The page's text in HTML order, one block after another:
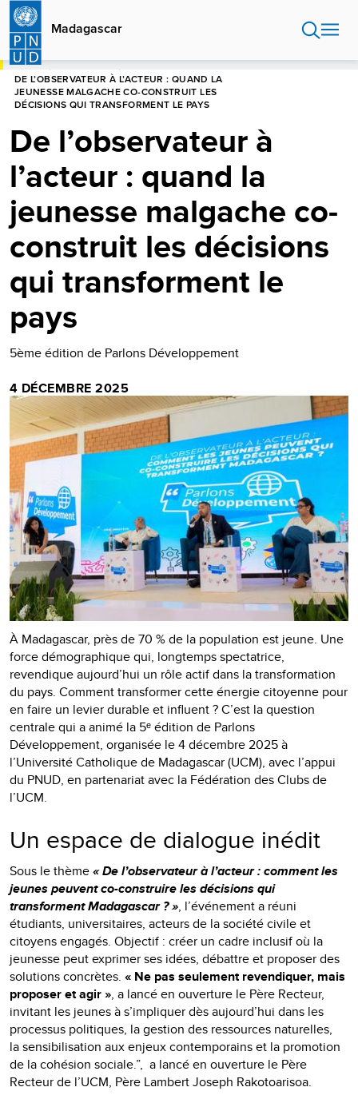
Aller
contenu
principal
Madagascar
HOME
DE L’OBSERVATEUR À L’ACTEUR : QUAND LA
JEUNESSE MALGACHE CO-CONSTRUIT LES
DÉCISIONS QUI TRANSFORMENT LE PAYS
De l’observateur à
l’acteur : quand la
jeunesse malgache co-
construit les décisions
qui transforment le
pays
5ème édition de Parlons Développement
4 DÉCEMBRE 2025
À Madagascar, près de 70 % de la population est jeune. Une
force démographique qui, longtemps spectatrice,
revendique aujourd’hui un rôle actif dans la transformation
du pays. Comment transformer cette énergie citoyenne pour
en faire un levier durable et influent ? C’est la question
centrale qui a animé la 5ᵉ édition de Parlons
Développement, organisée le 4 décembre 2025 à
l’Université Catholique de Madagascar (UCM), avec l’appui
du PNUD, en partenariat avec la Fédération des Clubs de
l’UCM.
Un espace de dialogue inédit
Sous le thème« De l’observateur à l’acteur : comment les
jeunes peuvent co-construire les décisions qui
transforment Madagascar ? », l’événement a réuni
étudiants, universitaires, acteurs de la société civile et
citoyens engagés. Objectif : créer un cadre inclusif où la
jeunesse peut exprimer ses idées, débattre et proposer des
solutions concrètes. « Ne pas seulement revendiquer, mais
proposer et agir », a lancé en ouverture le Père Recteur,
invitant les jeunes à s’impliquer dès aujourd’hui dans les
processus politiques, la gestion des ressources naturelles,
la sensibilisation aux enjeux contemporains et la promotion
de la cohésion sociale.”, a lancé en ouverture le Père
Recteur de l’UCM, Père Lambert Joseph Rakotoarisoa.